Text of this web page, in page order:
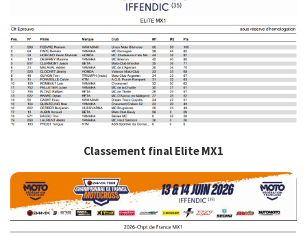
Classement final Elite MX1